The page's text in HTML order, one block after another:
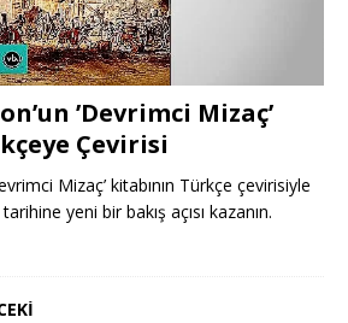
’Devrimci Mizaç’
Çevirisi
Mizaç’ kitabının Türkçe çevirisiyle
yeni bir bakış açısı kazanın.